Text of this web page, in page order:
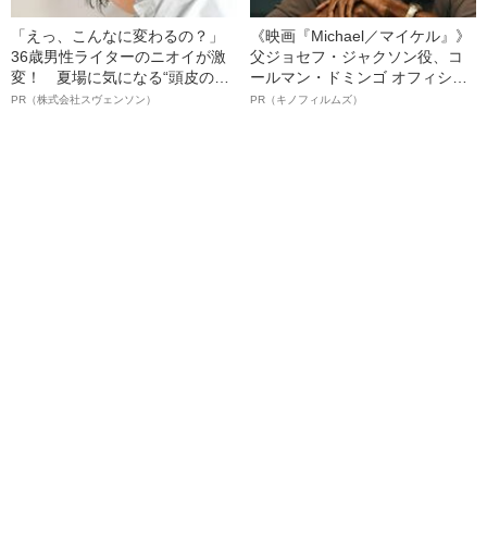
「えっ、こんなに変わるの？」
36歳男性ライターのニオイが激
変！ 夏場に気になる“頭皮のニ
オイ”や“ベタつき”を解消す
PR（株式会社スヴェンソン）
《映画『Michael／マイケル』》
父ジョセフ・ジャクソン役、コ
ールマン・ドミンゴ オフィシャ
ルインタビュー“観客を魅了した
PR（キノフィルムズ）